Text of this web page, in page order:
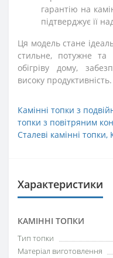
гарантію на
підтверджує її
Ця модель стане
стильне, потужне та
обігріву дому,
високу продуктивність.
Камінні топки з
топки з повітряним
Сталеві камінні топки,
Характеристики
КАМІННІ ТОПКИ
Тип топки
Матеріал виготовлення